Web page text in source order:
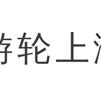
轮